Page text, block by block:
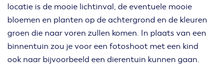
locatie is de mooie lichtinval, de eventuele mooie
bloemen en planten op de achtergrond en de kleuren
groen die naar voren zullen komen. In plaats van een
binnentuin zou je voor een fotoshoot met een kind
ook naar bijvoorbeeld een dierentuin kunnen gaan.